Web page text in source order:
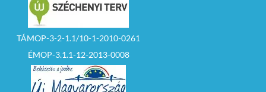
TÁMOP-3-2-1.1/10-1-2010-0261
ÉMOP-3.1.1-12-2013-0008